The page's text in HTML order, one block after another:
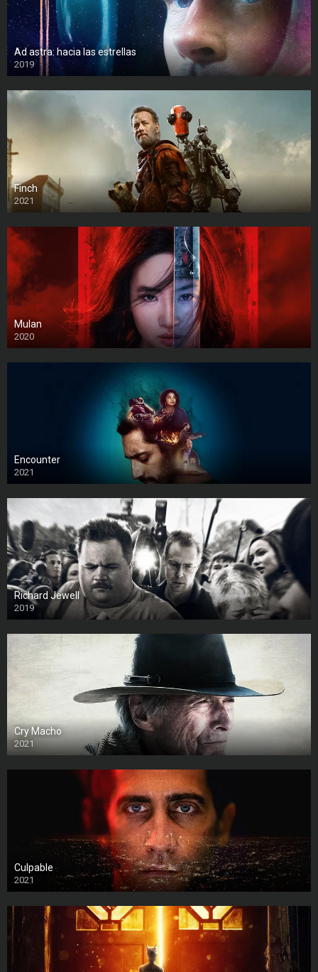
Ad astra: hacia las estrellas
2019
Finch
2021
Mulan
2020
Encounter
2021
Richard Jewell
2019
Cry Macho
2021
Culpable
2021